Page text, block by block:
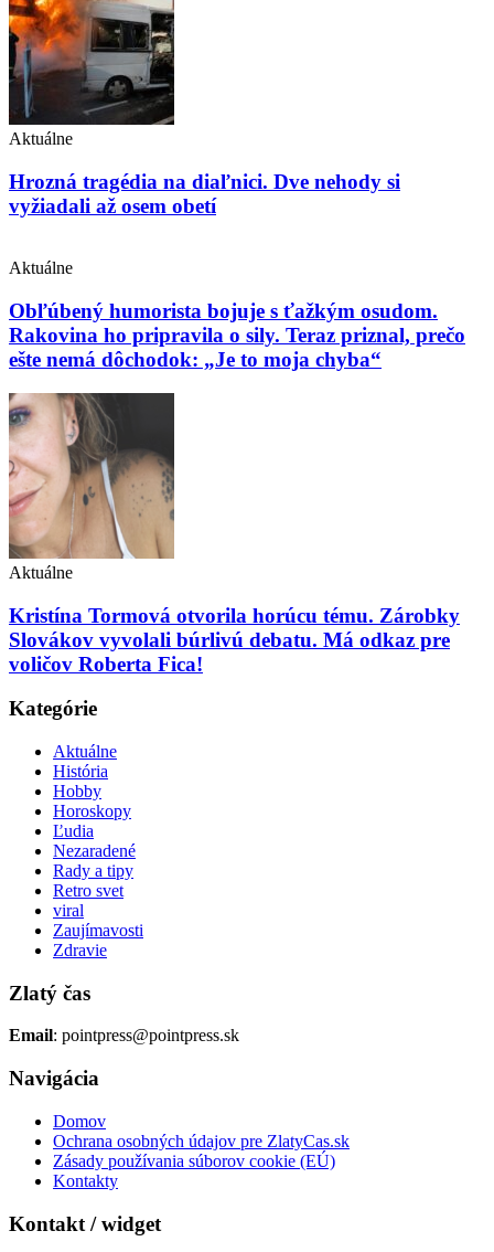
Aktuálne
Hrozná tragédia na diaľnici. Dve nehody si
vyžiadali až osem obetí
Aktuálne
Obľúbený humorista bojuje s ťažkým osudom.
Rakovina ho pripravila o sily. Teraz priznal, prečo
ešte nemá dôchodok: „Je to moja chyba“
Aktuálne
Kristína Tormová otvorila horúcu tému. Zárobky
Slovákov vyvolali búrlivú debatu. Má odkaz pre
voličov Roberta Fica!
Kategórie
Aktuálne
História
Hobby
Horoskopy
Ľudia
Nezaradené
Rady a tipy
Retro svet
viral
Zaujímavosti
Zdravie
Zlatý čas
Email: pointpress@pointpress.sk
Navigácia
Domov
Ochrana osobných údajov pre ZlatyCas.sk
Zásady používania súborov cookie (EÚ)
Kontakty
Kontakt / widget